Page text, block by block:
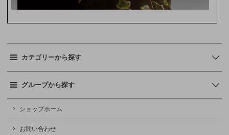
カテゴリーから探す
グループから探す
ショップホーム
お問い合わせ